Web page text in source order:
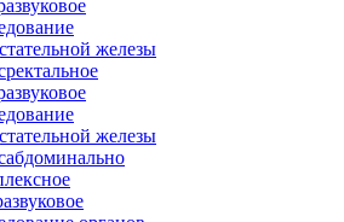
железы
железы